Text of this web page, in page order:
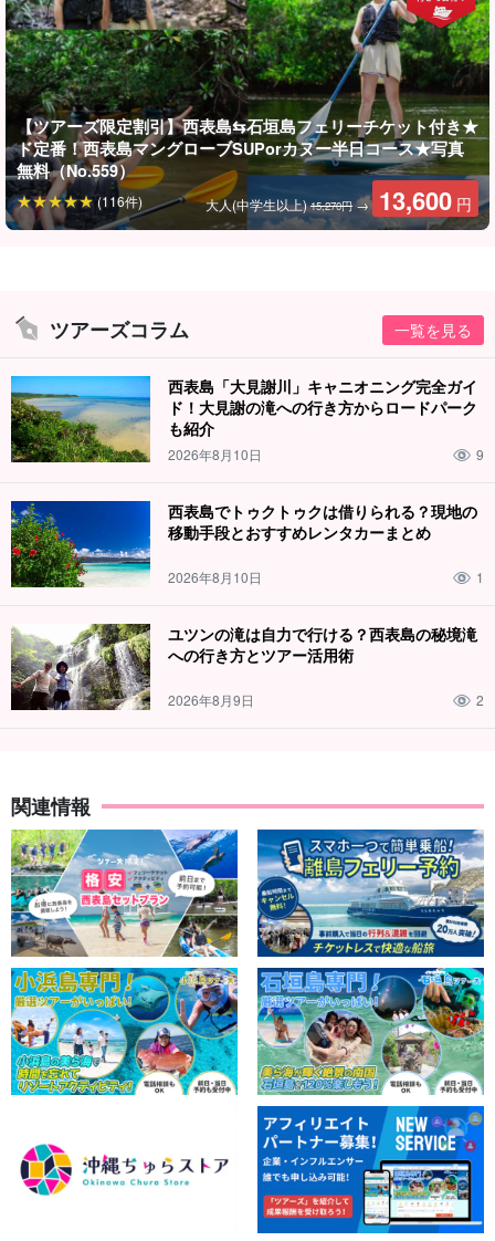
どっちを体験してみる？
選べるマングローブSUPorカヌー
使用するSUPorカヌーは安定感抜群
！初心者の方でも簡単に体験
することができますよ♪
由布島（ゆぶじま）観光
の上では頑張って引っ張ってくれる可愛い水牛に癒され、静かな
島時間をのんびり楽しめます。
亜熱帯植物の楽園！
【ツアーズ限定割引】西表島⇆石垣島フェリーチケット付き★
ド定番！西表島マングローブSUPorカヌー半日コース★写真
無料（No.559）
大人(中学生以上)15,270円→ 13,600 円
(116件)
ツアーズコラム 一覧を見る
西表島「大見謝川」キャニオニング完全ガイ
ド！大見謝の滝への行き方からロードパーク
も紹介
2026年8月10日 9
西表島でトゥクトゥクは借りられる？現地の
移動手段とおすすめレンタカーまとめ
2026年8月10日 1
ユツンの滝は自力で行ける？西表島の秘境滝
への行き方とツアー活用術
2026年8月9日 2
関連情報